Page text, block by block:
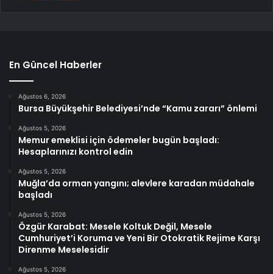
En Güncel Haberler
Ağustos 6, 2026
Bursa Büyükşehir Belediyesi’nde “Kamu zararı” önlemi
Ağustos 5, 2026
Memur emeklisi için ödemeler bugün başladı:
Hesaplarınızı kontrol edin
Ağustos 5, 2026
Muğla’da orman yangını; alevlere karadan müdahale
başladı
Ağustos 5, 2026
Özgür Karabat: Mesele Koltuk Değil, Mesele
Cumhuriyet’i Koruma ve Yeni Bir Otokratik Rejime Karşı
Direnme Meselesidir
Ağustos 5, 2026